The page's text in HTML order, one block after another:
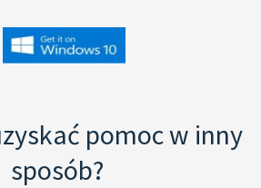
pomoc w inny
sposób?